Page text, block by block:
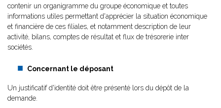
contenir un organigramme du groupe économique et toutes
informations utiles permettant d'apprécier la situation économique
et financière de ces filiales, et notamment description de leur
activité, bilans, comptes de résultat et flux de trésorerie inter
sociétés.
Concernant le déposant
Un justificatif d'identité doit être présenté lors du dépôt de la
demande.